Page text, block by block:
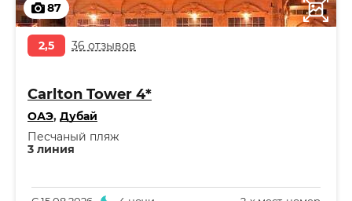
87
2,5 36 отзывов
Carlton Tower 4*
ОАЭ, Дубай
3 линия
Песчаный пляж